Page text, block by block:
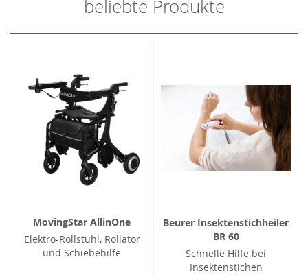
beliebte Produkte
MovingStar AllinOne
Elektro-Rollstuhl, Rollator
und Schiebehilfe
Beurer Insektenstichheiler
BR 60
Schnelle Hilfe bei
Insektenstichen